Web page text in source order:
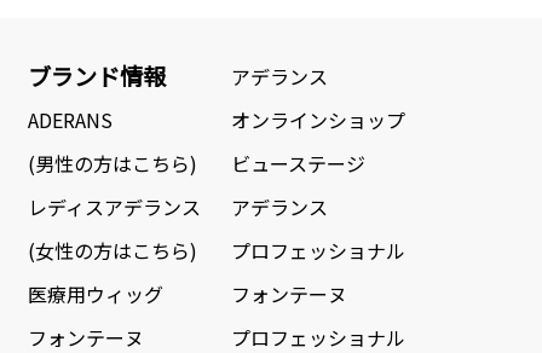
ブランド情報
ADERANS
(男性の方はこちら)
レディスアデランス
(女性の方はこちら)
医療用ウィッグ
フォンテーヌ
アデランス
オンラインショップ
ビューステージ
アデランス
プロフェッショナル
フォンテーヌ
プロフェッショナル